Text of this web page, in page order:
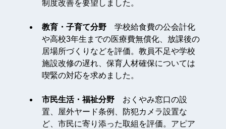
制度改善を要望しました。
教育・子育て分野 学校給食費の公会計化
や高校3年生までの医療費無償化、放課後の
居場所づくりなどを評価。教員不足や学校
施設改修の遅れ、保育人材確保については
喫緊の対応を求めました。
市民生活・福祉分野 おくやみ窓口の設
置、屋外ヤード条例、防犯カメラ設置な
ど、市民に寄り添った取組を評価。アピア